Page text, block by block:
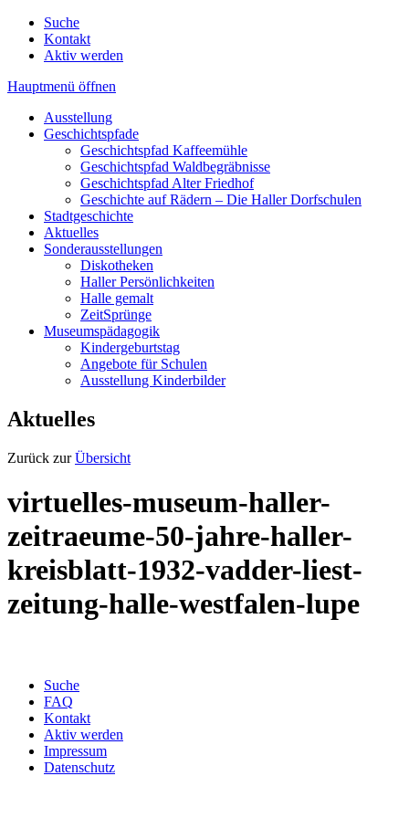
Suche
Kontakt
Aktiv werden
Hauptmenü öffnen
Ausstellung
Geschichtspfade
Geschichtspfad Kaffeemühle
Geschichtspfad Waldbegräbnisse
Geschichtspfad Alter Friedhof
Geschichte auf Rädern – Die Haller Dorfschulen
Stadtgeschichte
Aktuelles
Sonderausstellungen
Diskotheken
Haller Persönlichkeiten
Halle gemalt
ZeitSprünge
Museumspädagogik
Kindergeburtstag
Angebote für Schulen
Ausstellung Kinderbilder
Aktuelles
Zurück zurÜbersicht
virtuelles-museum-haller-
zeitraeume-50-jahre-haller-
kreisblatt-1932-vadder-liest-
zeitung-halle-westfalen-lupe
Suche
FAQ
Kontakt
Aktiv werden
Impressum
Datenschutz